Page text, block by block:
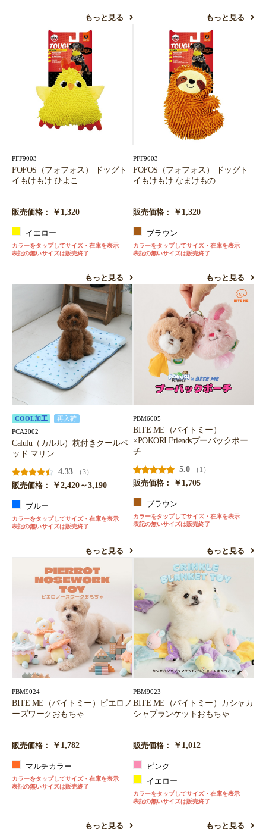
もっと見る もっと見る
PFF9003
FOFOS（フォフォス） ドッグト
イもけもけ ひよこ
販売価格： ￥1,320
イエロー
カラーをタップしてサイズ・在庫を表示
表記の無いサイズは販売終了
もっと見る
PFF9003
FOFOS（フォフォス） ドッグト
イもけもけ なまけもの
販売価格： ￥1,320
ブラウン
カラーをタップしてサイズ・在庫を表示
表記の無いサイズは販売終了
もっと見る
COOL加工 再入荷
PCA2002
Calulu（カルル）枕付きクールベ
ッド マリン
4.33
（3）
販売価格：
￥2,420～3,190
ブルー
カラーをタップしてサイズ・在庫を表示
表記の無いサイズは販売終了
もっと見る
PBM6005
BITE ME（バイトミー）
×POKORI Friendsプーバックポー
チ
5.0
（1）
販売価格：
￥1,705
ブラウン
カラーをタップしてサイズ・在庫を表示
表記の無いサイズは販売終了
もっと見る
PBM9024
BITE ME（バイトミー）ピエロノ
ーズワークおもちゃ
販売価格： ￥1,782
マルチカラー
カラーをタップしてサイズ・在庫を表示
表記の無いサイズは販売終了
もっと見る
PBM9023
BITE ME（バイトミー）カシャカ
シャブランケットおもちゃ
販売価格： ￥1,012
ピンク
イエロー
カラーをタップしてサイズ・在庫を表示
表記の無いサイズは販売終了
もっと見る
お買い物を続ける